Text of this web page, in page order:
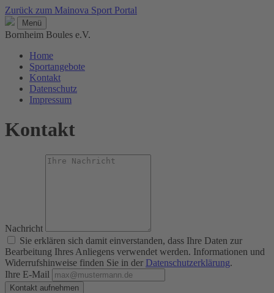
Zurück zum Mainova Sport Portal
Menü
Bornheim Boules e.V.
Home
Sportangebote
Kontakt
Datenschutz
Impressum
Kontakt
Nachricht
Sie erklären sich damit einverstanden, dass Ihre Daten zur
Bearbeitung Ihres Anliegens verwendet werden. Informationen und
Widerrufshinweise finden Sie in der Datenschutzerklärung.
Ihre E-Mail
Kontakt aufnehmen